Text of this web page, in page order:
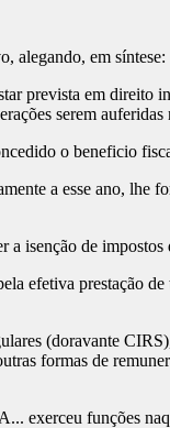
alegando, em síntese:
prevista em direito
serem auferidas
o beneficio
a esse ano, lhe
isenção de
efetiva prestação
(doravante
formas de
exerceu funções